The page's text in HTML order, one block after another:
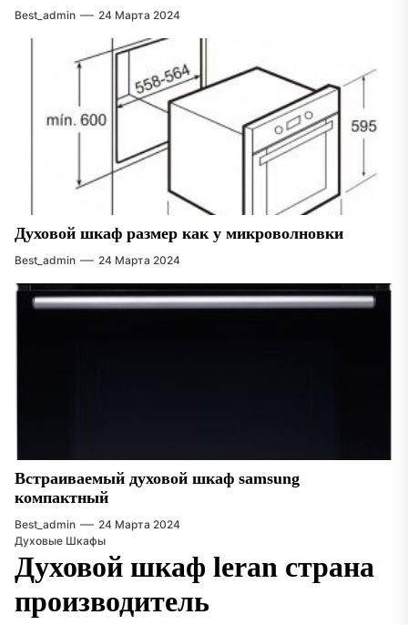
Best_admin 24 Марта 2024
Духовой шкаф размер как у микроволновки
Best_admin 24 Марта 2024
Встраиваемый духовой шкаф samsung
компактный
Best_admin
24 Марта 2024
Духовые Шкафы
Духовой шкаф leran страна
производитель